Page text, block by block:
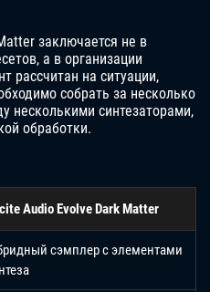
заключается не в
а в организации
рассчитан на ситуации,
собрать за несколько
несколькими синтезаторами,
обработки.
Audio Evolve Dark Matter
сэмплер с элементами